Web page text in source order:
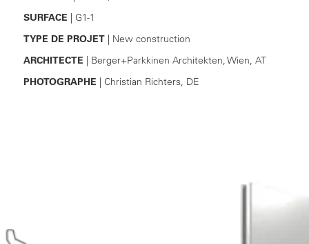
SURFACE | G1-1
TYPE DE PROJET| New construction
ARCHITECTE | Berger+Parkkinen Architekten, Wien, AT
PHOTOGRAPHE | Christian Richters, DE